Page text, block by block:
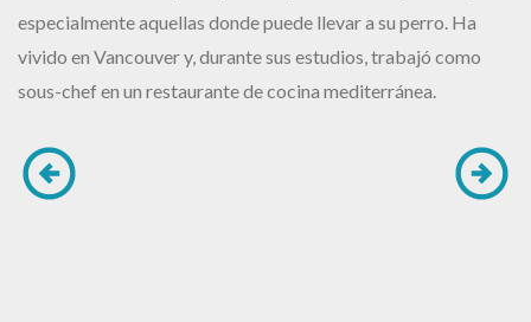
especialmente aquellas donde puede llevar a su perro. Ha
vivido en Vancouver y, durante sus estudios, trabajó como
sous-chef en un restaurante de cocina mediterránea.